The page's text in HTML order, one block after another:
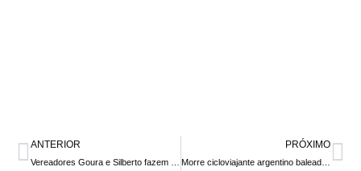
ANTERIOR PRÓXIMO